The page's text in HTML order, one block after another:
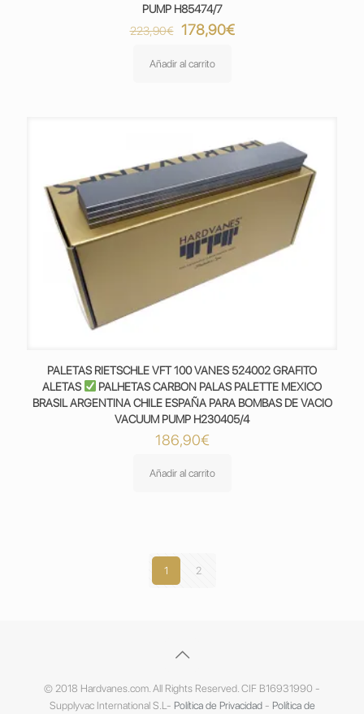
PUMP H85474/7
223,90€ El
original
178,90€El
Añadir al carrito
PALETAS RIETSCHLE VFT 100 VANES 524002 GRAFITO
ALETAS
PALHETAS CARBON PALAS PALETTE MEXICO
BRASIL ARGENTINA CHILE ESPAÑA PARA BOMBAS DE VACIO
VACUUM PUMP H230405/4
186,90€
Añadir al carrito
1 2
© 2018 Hardvanes.com. All Rights Reserved. CIF B16931990 -
Supplyvac International S.L- Política de Privacidad- Política de